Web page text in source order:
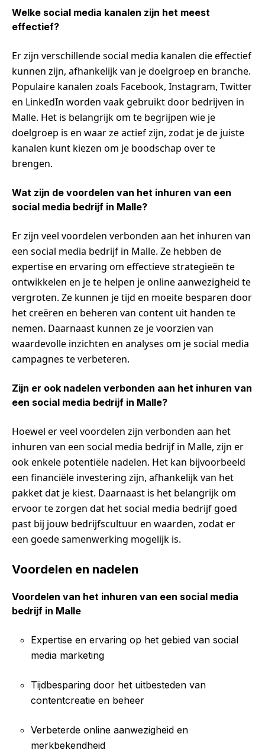
Welke social media kanalen zijn het meest
effectief?
Er zijn verschillende social media kanalen die effectief
kunnen zijn, afhankelijk van je doelgroep en branche.
Populaire kanalen zoals Facebook, Instagram, Twitter
en LinkedIn worden vaak gebruikt door bedrijven in
Malle. Het is belangrijk om te begrijpen wie je
doelgroep is en waar ze actief zijn, zodat je de juiste
kanalen kunt kiezen om je boodschap over te
brengen.
Wat zijn de voordelen van het inhuren van een
social media bedrijf in Malle?
Er zijn veel voordelen verbonden aan het inhuren van
een social media bedrijf in Malle. Ze hebben de
expertise en ervaring om effectieve strategieën te
ontwikkelen en je te helpen je online aanwezigheid te
vergroten. Ze kunnen je tijd en moeite besparen door
het creëren en beheren van content uit handen te
nemen. Daarnaast kunnen ze je voorzien van
waardevolle inzichten en analyses om je social media
campagnes te verbeteren.
Zijn er ook nadelen verbonden aan het inhuren van
een social media bedrijf in Malle?
Hoewel er veel voordelen zijn verbonden aan het
inhuren van een social media bedrijf in Malle, zijn er
ook enkele potentiële nadelen. Het kan bijvoorbeeld
een financiële investering zijn, afhankelijk van het
pakket dat je kiest. Daarnaast is het belangrijk om
ervoor te zorgen dat het social media bedrijf goed
past bij jouw bedrijfscultuur en waarden, zodat er
een goede samenwerking mogelijk is.
Voordelen en nadelen
Voordelen van het inhuren van een social media
bedrijf in Malle
Expertise en ervaring op het gebied van social
media marketing
Tijdbesparing door het uitbesteden van
contentcreatie en beheer
Verbeterde online aanwezigheid en
merkbekendheid